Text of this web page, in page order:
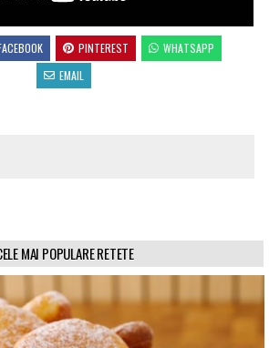
PINTEREST
WHATSAPP
EMAIL
MAI POPULARE RETETE